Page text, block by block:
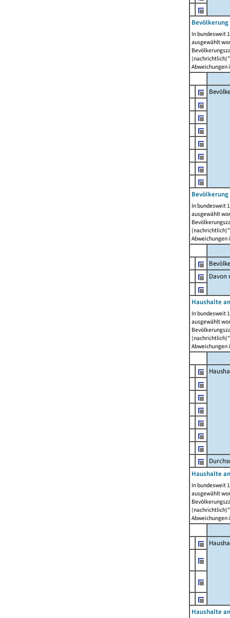
In bundesweit
ausgewählt
Abweichungen
In bundesweit
ausgewählt
Abweichungen
Davon
Haushalte
In bundesweit
ausgewählt
Abweichungen
Haushalte
In bundesweit
ausgewählt
Abweichungen
Haushalte